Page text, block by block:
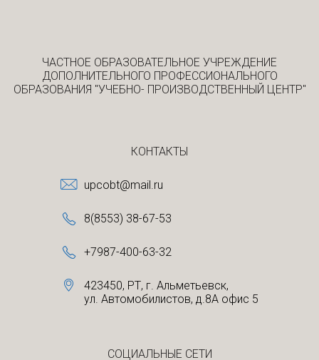
ЧАСТНОЕ ОБРАЗОВАТЕЛЬНОЕ УЧРЕЖДЕНИЕ
ДОПОЛНИТЕЛЬНОГО ПРОФЕССИОНАЛЬНОГО
ОБРАЗОВАНИЯ "УЧЕБНО- ПРОИЗВОДСТВЕННЫЙ ЦЕНТР"
КОНТАКТЫ
upcobt@mail.ru
8(8553) 38-67-53
+7987-400-63-32
423450, РТ, г. Альметьевск,
ул. Автомобилистов, д.8А офис 5
CОЦИАЛЬНЫЕ СЕТИ